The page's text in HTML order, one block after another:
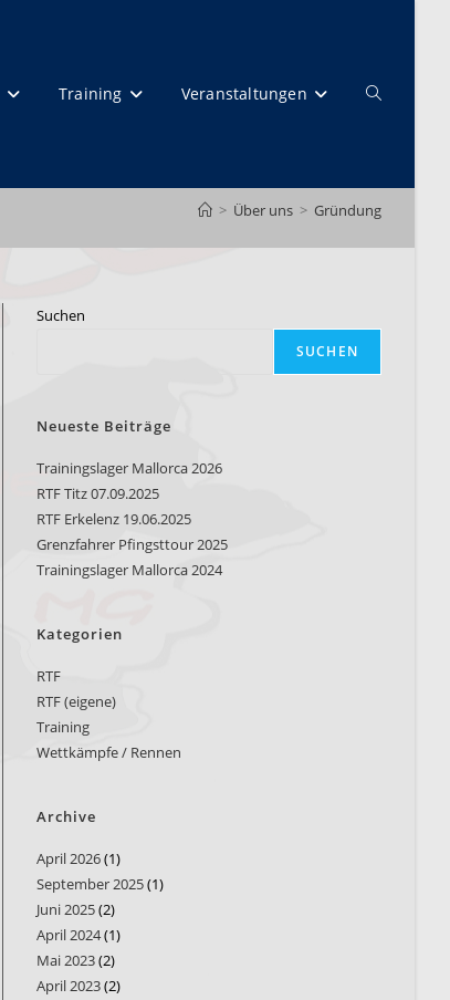
Training Veranstaltungen Website-
> Über uns > Gründung
Suchen
SUCHEN
Neueste Beiträge
Trainingslager Mallorca 2026
RTF Titz 07.09.2025
RTF Erkelenz 19.06.2025
Grenzfahrer Pfingsttour 2025
Trainingslager Mallorca 2024
Kategorien
RTF
RTF (eigene)
Training
Wettkämpfe / Rennen
Archive
April 2026(1)
September 2025(1)
Juni 2025(2)
April 2024(1)
Mai 2023(2)
April 2023(2)